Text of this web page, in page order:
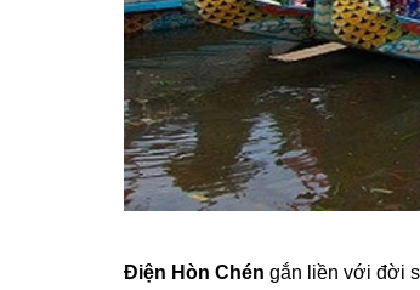
Điện Hòn Chén gắn liền với đời